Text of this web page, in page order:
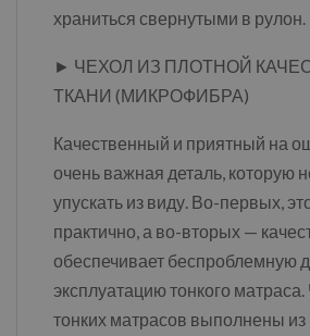
храниться свернутыми в рулон.
► ЧЕХОЛ ИЗ ПЛОТНОЙ
ТКАНИ (МИКРОФИБРА)
Качественный и приятный на
очень важная деталь, которую
упускать из виду. Во-первых,
практично, а во-вторых —
обеспечивает беспроблемную
эксплуатацию тонкого
тонких матрасов выполнены из